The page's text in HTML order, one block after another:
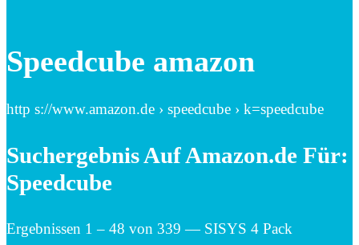
Speedcube amazon
http s://www.amazon.de › speedcube › k=speedcube
Suchergebnis Auf Amazon.de Für:
Speedcube
Ergebnissen 1 – 48 von 339 — SISYS 4 Pack